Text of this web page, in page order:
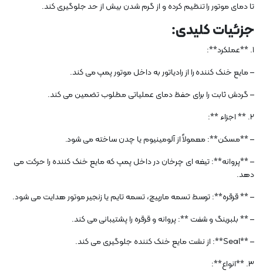
تا دمای موتور را تنظیم کرده و از گرم شدن بیش از حد جلوگیری کند.
جزئیات کلیدی:
1. **عملکرد**:
– مایع خنک کننده را از رادیاتور به داخل موتور پمپ می کند.
– گردش ثابت را برای حفظ دمای عملیاتی مطلوب تضمین می کند.
2. ** اجزاء **:
– **مسکن**: معمولاً از آلومینیوم یا چدن ساخته می شود.
– **پروانه**: تیغه ای چرخان در داخل پمپ که مایع خنک کننده را حرکت می
دهد.
– ** قرقره**: توسط تسمه مارپیچ، تسمه تایم یا زنجیر موتور هدایت می شود.
– ** بلبرینگ و شفت **: پروانه و قرقره را پشتیبانی می کند.
– **Seal**: از نشت مایع خنک کننده جلوگیری می کند.
3. **انواع**: